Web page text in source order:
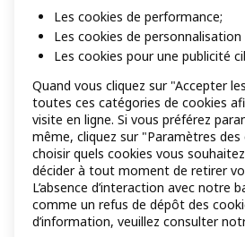
Les cookies de performance;
Les cookies de personnalisation
Les cookies pour une publicité
Quand vous cliquez sur "Accepter
toutes ces catégories de cookies
visite en ligne. Si vous préférez
même, cliquez sur "Paramètres des
choisir quels cookies vous
décider à tout moment de retirer
L’absence d’interaction avec notre
comme un refus de dépôt des
d’information, veuillez consulter